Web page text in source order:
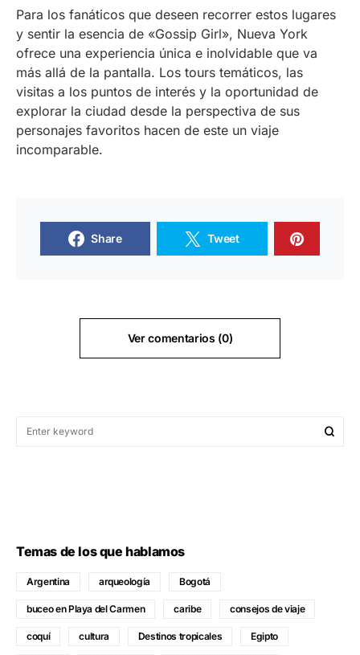
Para los fanáticos que deseen recorrer estos lugares
y sentir la esencia de «Gossip Girl», Nueva York
ofrece una experiencia única e inolvidable que va
más allá de la pantalla. Los tours temáticos, las
visitas a los puntos de interés y la oportunidad de
explorar la ciudad desde la perspectiva de sus
personajes favoritos hacen de este un viaje
incomparable.
Share Tweet
Ver comentarios (0)
Temas de los que hablamos
Argentina arqueología Bogotá
buceo en Playa del Carmen caribe consejos de viaje
coquí cultura Destinos tropicales Egipto